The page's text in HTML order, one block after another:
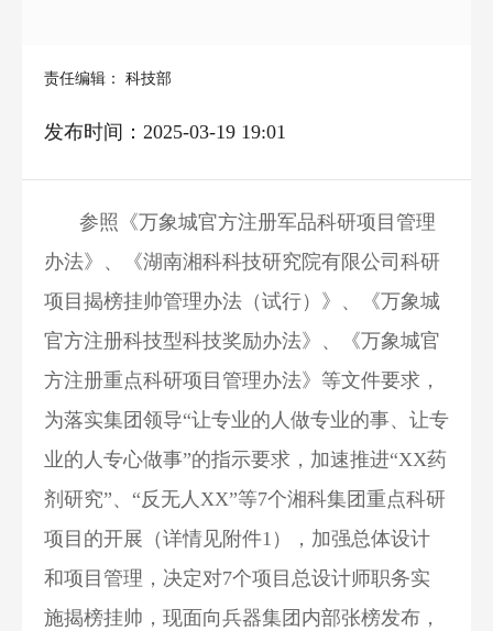
责任编辑： 科技部
发布时间：2025-03-19 19:01
参照《万象城官方注册军品科研项目管理
办法》、《湖南湘科科技研究院有限公司科研
项目揭榜挂帅管理办法（试行）》、《万象城
官方注册科技型科技奖励办法》、《万象城官
方注册重点科研项目管理办法》等文件要求，
为落实集团领导“让专业的人做专业的事、让专
业的人专心做事”的指示要求，加速推进“XX药
剂研究”、“反无人XX”等7个湘科集团重点科研
项目的开展（详情见附件1），加强总体设计
和项目管理，决定对7个项目总设计师职务实
施揭榜挂帅，现面向兵器集团内部张榜发布，